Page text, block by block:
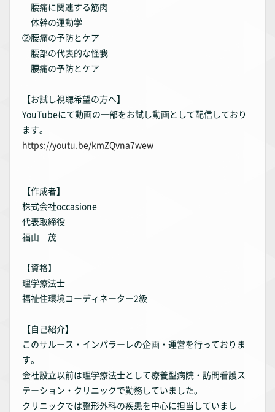
腰痛に関連する筋肉
体幹の運動学
②腰痛の予防とケア
腰部の代表的な怪我
腰痛の予防とケア
【お試し視聴希望の方へ】
YouTubeにて動画の一部をお試し動画として配信しており
ます。
https://youtu.be/kmZQvna7wew
【作成者】
株式会社occasione
代表取締役
福山 茂
【資格】
理学療法士
福祉住環境コーディネーター2級
【自己紹介】
このサルース・インパラーレの企画・運営を行っておりま
す。
会社設立以前は理学療法士として療養型病院・訪問看護ス
テーション・クリニックで勤務していました。
クリニックでは整形外科の疾患を中心に担当していまし